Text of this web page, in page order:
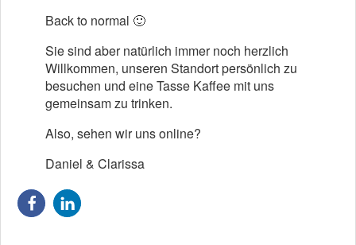
Back to normal 🙂
Sie sind aber natürlich immer noch herzlich
Willkommen, unseren Standort persönlich zu
besuchen und eine Tasse Kaffee mit uns
gemeinsam zu trinken.
Also, sehen wir uns online?
Daniel & Clarissa